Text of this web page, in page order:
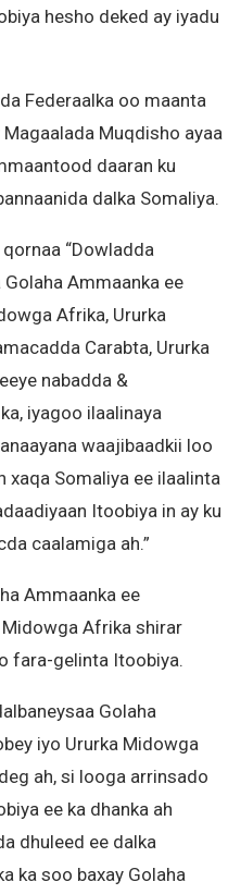
hesho deked ay iyadu
Federaalka oo maanta
Muqdisho ayaa
daaran ku
dalka Somaliya.
“Dowladda
Ammaanka ee
Afrika, Ururka
Carabta, Ururka
nabadda &
iyagoo ilaalinaya
waajibaadkii loo
xaqa Somaliya ee ilaalinta
Itoobiya in ay ku
caalamiga ah.”
Ammaanka ee
Afrika shirar
fara-gelinta Itoobiya.
Golaha
iyo Ururka Midowga
ah, si looga arrinsado
ee ka dhanka ah
dhuleed ee dalka
ka soo baxay Golaha